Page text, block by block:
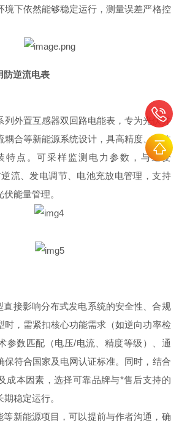
境下依然能够稳定运行，测量误差严格控
防逆流电表
列外置互感器双回路电能表，专为光伏并
耦合等新能源系统设计，具高精度、小体
特点。可采样监测电力参数，与逆变
流、发电调节、电池充放电管理，支持
能量管理。
直接影响分布式发电系统的安全性、合规
时，需紧扣核心功能需求（如逆向功率检
参数匹配（电压/电流、精度等级）、通
保符合国家及电网认证标准。同时，结合
成本因素，选择可靠品牌与*售后支持的
稳定运行。
等新能源项目，可以提前与作者沟通 ，确